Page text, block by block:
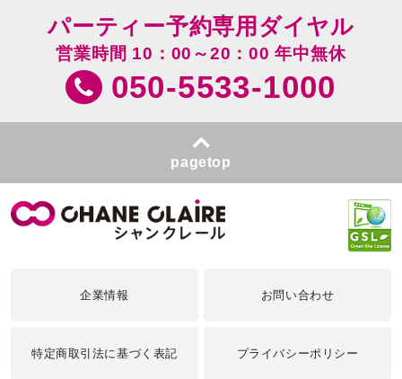
パーティー予約専用ダイヤル
営業時間 10：00～20：00 年中無休
050-5533-1000
pagetop
企業情報 お問い合わせ
特定商取引法に基づく表記 プライバシーポリシー